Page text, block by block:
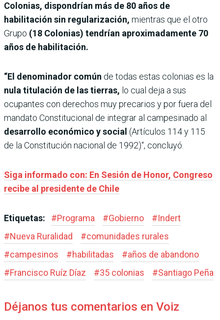
Colonias, dispondrían más de 80 años de
habilitación sin regularización, mientras que el otro
Grupo (18 Colonias) tendrían aproximadamente 70
años de habilitación.
“El denominador común de todas estas colonias es la
nula titulación de las tierras, lo cual deja a sus
ocupantes con derechos muy precarios y por fuera del
mandato Constitucional de integrar al campesinado al
desarrollo económico y social (Artículos 114 y 115
de la Constitución nacional de 1992)“, concluyó.
Siga informado con: En Sesión de Honor, Congreso
recibe al presidente de Chile
Etiquetas: #Programa #Gobierno #Indert
#Nueva Ruralidad #comunidades rurales
#campesinos #habilitadas #años de abandono
#Francisco Ruíz Díaz #35 colonias #Santiago Peña
Déjanos tus comentarios en Voiz